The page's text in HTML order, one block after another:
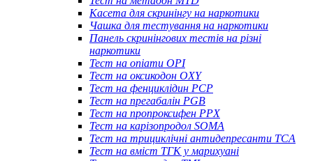
Касета для скринінгу на наркотики
Чашка для тестування на наркотики
Панель скринінгових тестів на різні
наркотики
Тест на опіати OPI
Тест на оксикодон OXY
Тест на фенциклідин PCP
Тест на прегабалін PGB
Тест на пропроксифен PPX
Тест на карізопродол SOMA
Тест на трициклічні антидепресанти TCA
Тест на вміст ТГК у марихуані